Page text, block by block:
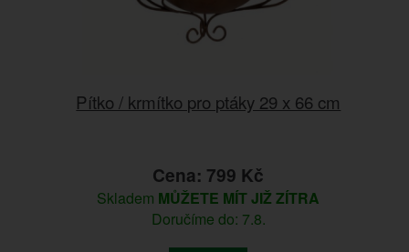
Pítko / krmítko pro ptáky 29 x 66 cm
Cena: 799 Kč
Skladem MŮŽETE MÍT JIŽ ZÍTRA
Doručíme do: 7.8.